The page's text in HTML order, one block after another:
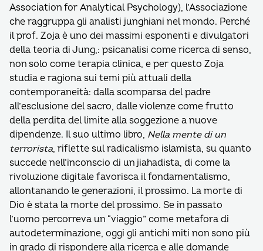
Association for Analytical Psychology), l’Associazione
che raggruppa gli analisti junghiani nel mondo. Perché
il prof. Zoja è uno dei massimi esponenti e divulgatori
della teoria di Jung,: psicanalisi come ricerca di senso,
non solo come terapia clinica, e per questo Zoja
studia e ragiona sui temi più attuali della
contemporaneità: dalla scomparsa del padre
all’esclusione del sacro, dalle violenze come frutto
della perdita del limite alla soggezione a nuove
dipendenze. Il suo ultimo libro, Nella mente di un
terrorista, riflette sul radicalismo islamista, su quanto
succede nell’inconscio di un jiahadista, di come la
rivoluzione digitale favorisca il fondamentalismo,
allontanando le generazioni, il prossimo. La morte di
Dio è stata la morte del prossimo. Se in passato
l’uomo percorreva un “viaggio” come metafora di
autodeterminazione, oggi gli antichi miti non sono più
in grado di rispondere alla ricerca e alle domande